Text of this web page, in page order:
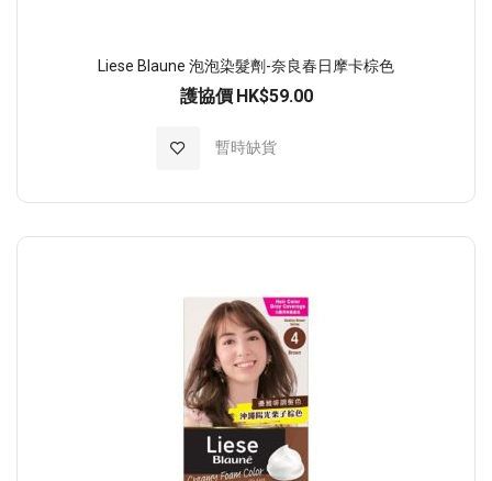
Liese Blaune 泡泡染髮劑-奈良春日摩卡棕色
護協價 HK$59.00
暫時缺貨
加入至願望清單